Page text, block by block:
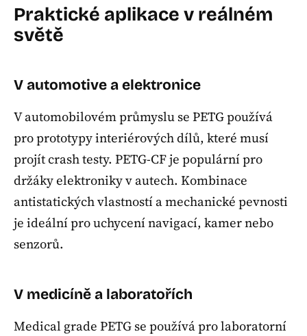
Praktické aplikace v reálném
světě
V automotive a elektronice
V automobilovém průmyslu se PETG používá
pro prototypy interiérových dílů, které musí
projít crash testy. PETG-CF je populární pro
držáky elektroniky v autech. Kombinace
antistatických vlastností a mechanické pevnosti
je ideální pro uchycení navigací, kamer nebo
senzorů.
V medicíně a laboratořích
Medical grade PETG se používá pro laboratorní